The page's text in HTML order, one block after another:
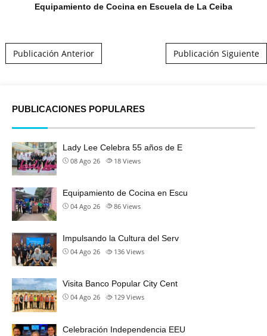
Equipamiento de Cocina en Escuela de La Ceiba
Publicación Anterior Publicación Siguiente
PUBLICACIONES POPULARES
Lady Lee Celebra 55 años de E
08 Ago 26 18 Views
Equipamiento de Cocina en Escu
04 Ago 26 86 Views
Impulsando la Cultura del Serv
04 Ago 26 136 Views
Visita Banco Popular City Cent
04 Ago 26 129 Views
Celebración Independencia EEU